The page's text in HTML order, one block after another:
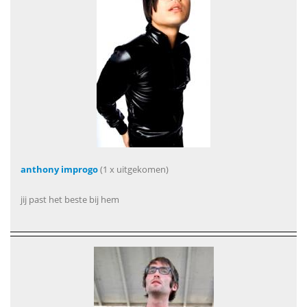
anthony improgo(1 x uitgekomen)
jij past het beste bij hem